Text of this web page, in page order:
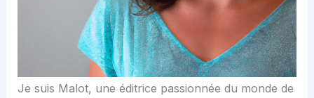
Je suis Malot, une éditrice passionnée du monde de